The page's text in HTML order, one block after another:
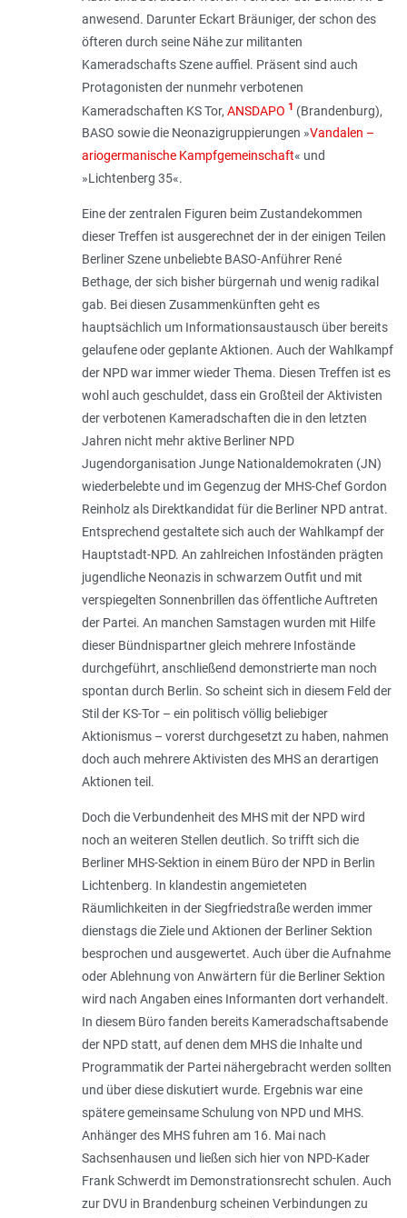
anwesend. Darunter Eckart Bräuniger, der schon des
öfteren durch seine Nähe zur militanten
Kameradschafts Szene auffiel. Präsent sind auch
Protagonisten der nunmehr verbotenen
Kameradschaften KS Tor, ANSDAPO 1 (Brandenburg),
BASO sowie die Neonazigruppierungen »Vandalen –
ariogermanische Kampfgemeinschaft« und
»Lichtenberg 35«.
Eine der zentralen Figuren beim Zustandekommen
dieser Treffen ist ausgerechnet der in der einigen Teilen
Berliner Szene unbeliebte BASO-Anführer René
Bethage, der sich bisher bürgernah und wenig radikal
gab. Bei diesen Zusammenkünften geht es
hauptsächlich um Informationsaustausch über bereits
gelaufene oder geplante Aktionen. Auch der Wahlkampf
der NPD war immer wieder Thema. Diesen Treffen ist es
wohl auch geschuldet, dass ein Großteil der Aktivisten
der verbotenen Kameradschaften die in den letzten
Jahren nicht mehr aktive Berliner NPD
Jugendorganisation Junge Nationaldemokraten (JN)
wiederbelebte und im Gegenzug der MHS-Chef Gordon
Reinholz als Direktkandidat für die Berliner NPD antrat.
Entsprechend gestaltete sich auch der Wahlkampf der
Hauptstadt-NPD. An zahlreichen Infoständen prägten
jugendliche Neonazis in schwarzem Outfit und mit
verspiegelten Sonnenbrillen das öffentliche Auftreten
der Partei. An manchen Samstagen wurden mit Hilfe
dieser Bündnispartner gleich mehrere Infostände
durchgeführt, anschließend demonstrierte man noch
spontan durch Berlin. So scheint sich in diesem Feld der
Stil der KS-Tor – ein politisch völlig beliebiger
Aktionismus – vorerst durchgesetzt zu haben, nahmen
doch auch mehrere Aktivisten des MHS an derartigen
Aktionen teil.
Doch die Verbundenheit des MHS mit der NPD wird
noch an weiteren Stellen deutlich. So trifft sich die
Berliner MHS-Sektion in einem Büro der NPD in Berlin
Lichtenberg. In klandestin angemieteten
Räumlichkeiten in der Siegfriedstraße werden immer
dienstags die Ziele und Aktionen der Berliner Sektion
besprochen und ausgewertet. Auch über die Aufnahme
oder Ablehnung von Anwärtern für die Berliner Sektion
wird nach Angaben eines Informanten dort verhandelt.
In diesem Büro fanden bereits Kameradschaftsabende
der NPD statt, auf denen dem MHS die Inhalte und
Programmatik der Partei nähergebracht werden sollten
und über diese diskutiert wurde. Ergebnis war eine
spätere gemeinsame Schulung von NPD und MHS.
Anhänger des MHS fuhren am 16. Mai nach
Sachsenhausen und ließen sich hier von NPD-Kader
Frank Schwerdt im Demonstrationsrecht schulen. Auch
zur DVU in Brandenburg scheinen Verbindungen zu